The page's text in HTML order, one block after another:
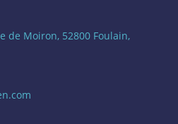
de Moiron, 52800 Foulain,